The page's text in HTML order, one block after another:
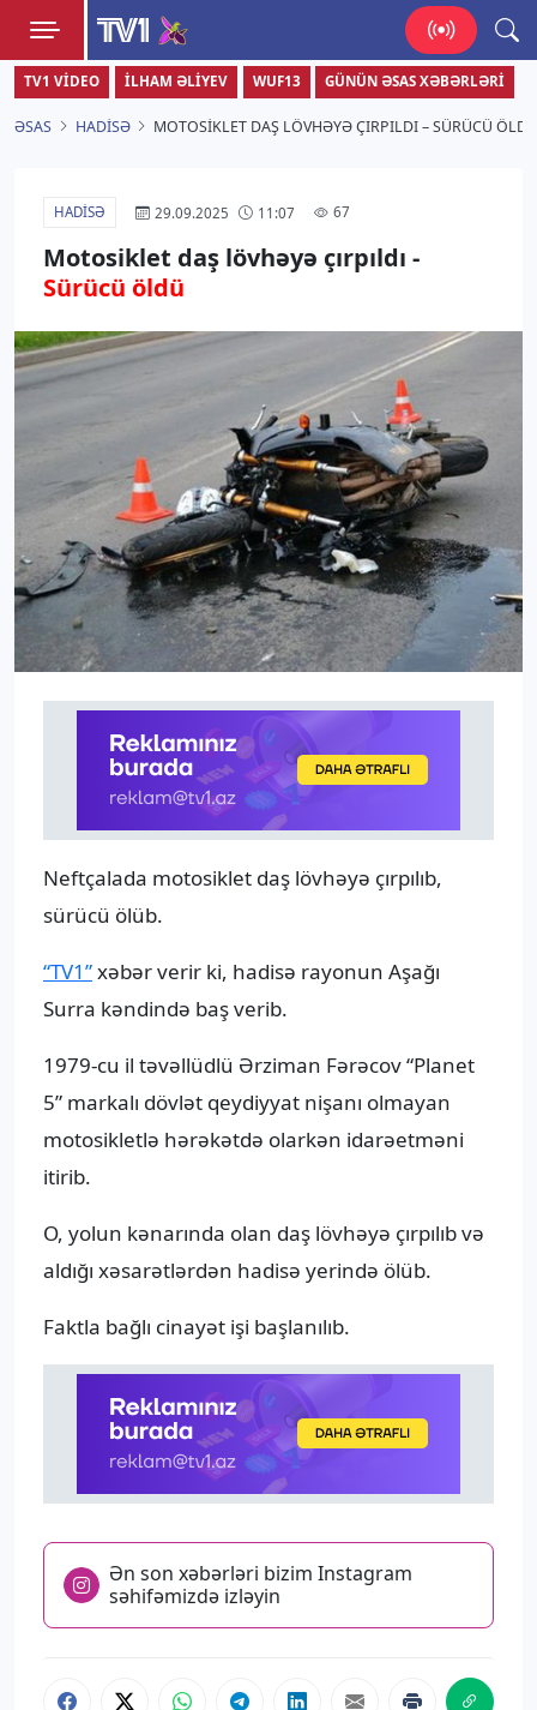
TV1
Zamanı bizimlə yaşa!
TV1 VIDEO İLHAM ƏLIYEV WUF13 GÜNÜN ƏSAS XƏBƏRLƏRI
ƏSAS HADISƏ MOTOSIKLET DAŞ LÖVHƏYƏ ÇIRPILDI – SÜRÜCÜ
HADISƏ 29.09.2025 11:07 67
Motosiklet daş lövhəyə çırpıldı -
Sürücü öldü
Neftçalada motosiklet daş lövhəyə çırpılıb,
sürücü ölüb.
“TV1”xəbər verir ki, hadisə rayonun Aşağı
Surra kəndində baş verib.
1979-cu il təvəllüdlü Ərziman Fərəcov “Planet
5” markalı dövlət qeydiyyat nişanı olmayan
motosikletlə hərəkətdə olarkən idarəetməni
itirib.
O, yolun kənarında olan daş lövhəyə çırpılıb və
aldığı xəsarətlərdən hadisə yerində ölüb.
Faktla bağlı cinayət işi başlanılıb.
Ən son xəbərləri bizim Instagram
səhifəmizdə izləyin